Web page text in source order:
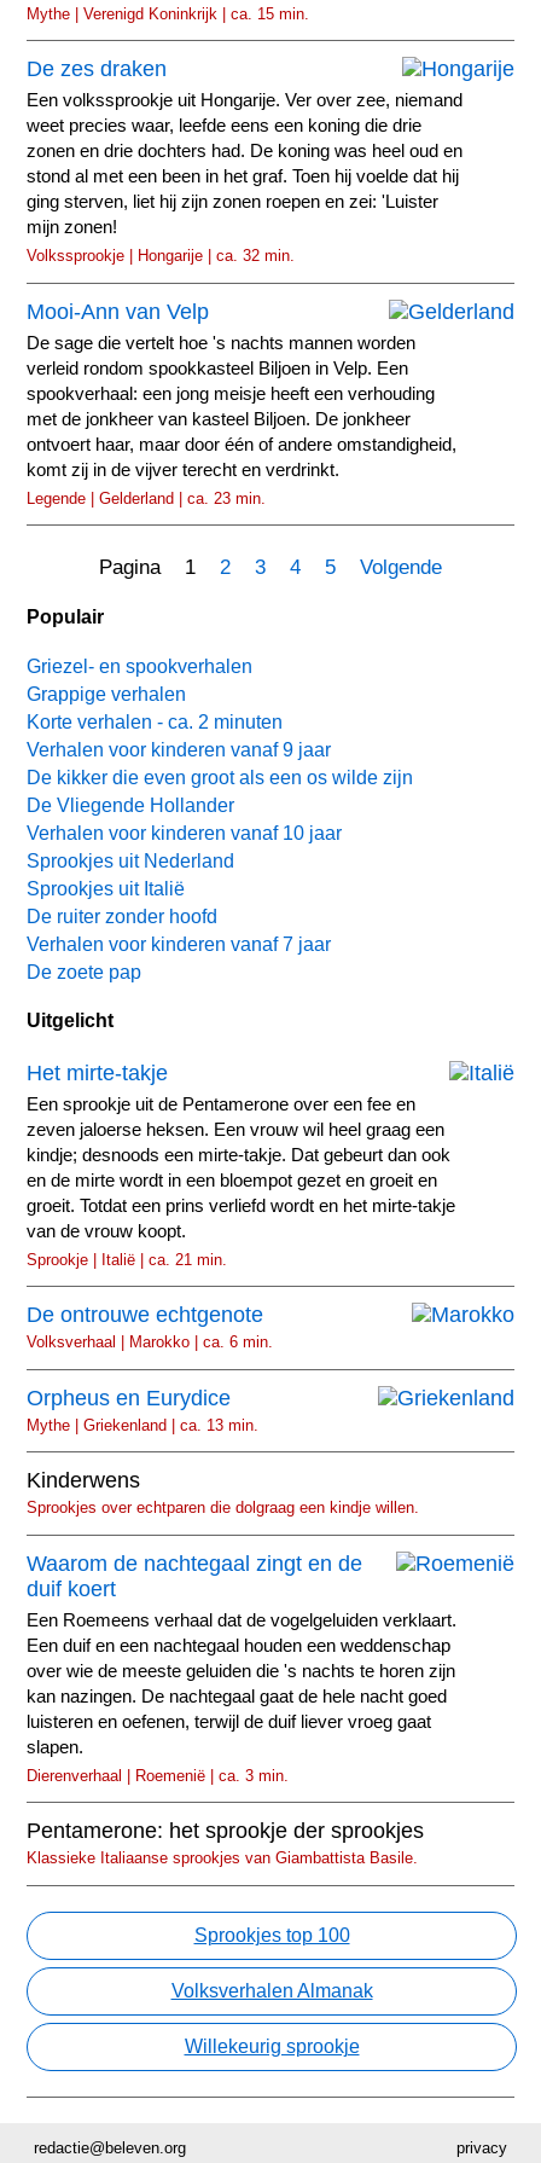
Mythe | Verenigd Koninkrijk | ca. 15 min.
De zes draken
Een volkssprookje uit Hongarije. Ver over zee, niemand
weet precies waar, leefde eens een koning die drie
zonen en drie dochters had. De koning was heel oud en
stond al met een been in het graf. Toen hij voelde dat hij
ging sterven, liet hij zijn zonen roepen en zei: 'Luister
mijn zonen!
Volkssprookje | Hongarije | ca. 32 min.
Mooi-Ann van Velp
De sage die vertelt hoe 's nachts mannen worden
verleid rondom spookkasteel Biljoen in Velp. Een
spookverhaal: een jong meisje heeft een verhouding
met de jonkheer van kasteel Biljoen. De jonkheer
ontvoert haar, maar door één of andere omstandigheid,
komt zij in de vijver terecht en verdrinkt.
Legende | Gelderland | ca. 23 min.
Pagina 1 2 3 4 5 Volgende
Populair
Griezel- en spookverhalen
Grappige verhalen
Korte verhalen - ca. 2 minuten
Verhalen voor kinderen vanaf 9 jaar
De kikker die even groot als een os wilde zijn
De Vliegende Hollander
Verhalen voor kinderen vanaf 10 jaar
Sprookjes uit Nederland
Sprookjes uit Italië
De ruiter zonder hoofd
Verhalen voor kinderen vanaf 7 jaar
De zoete pap
Uitgelicht
Het mirte-takje
Een sprookje uit de Pentamerone over een fee en
zeven jaloerse heksen. Een vrouw wil heel graag een
kindje; desnoods een mirte-takje. Dat gebeurt dan ook
en de mirte wordt in een bloempot gezet en groeit en
groeit. Totdat een prins verliefd wordt en het mirte-takje
van de vrouw koopt.
Sprookje | Italië | ca. 21 min.
De ontrouwe echtgenote
Volksverhaal | Marokko | ca. 6 min.
Orpheus en Eurydice
Mythe | Griekenland | ca. 13 min.
Kinderwens
Sprookjes over echtparen die dolgraag een kindje willen.
Waarom de nachtegaal zingt en de
duif koert
Een Roemeens verhaal dat de vogelgeluiden verklaart.
Een duif en een nachtegaal houden een weddenschap
over wie de meeste geluiden die 's nachts te horen zijn
kan nazingen. De nachtegaal gaat de hele nacht goed
luisteren en oefenen, terwijl de duif liever vroeg gaat
slapen.
Dierenverhaal | Roemenië | ca. 3 min.
Pentamerone: het sprookje der sprookjes
Klassieke Italiaanse sprookjes van Giambattista Basile.
Sprookjes top 100
Volksverhalen Almanak
Willekeurig sprookje
privacy
redactie@beleven.org